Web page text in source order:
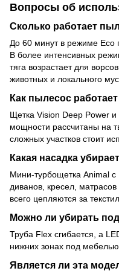
Вопросы об
Сколько работает
До 60 минут в режиме Eco
В более интенсивных
тяга возрастает для
животных и локального
Как пылесос
Щетка Vision Deep Power и
мощности рассчитаны на
сложных участков стоит
Какая насадка
Мини-турбощетка Animal с
диванов, кресел,
всего цепляются за
Можно ли убирать
Труба Flex сгибается, а
нижних зонах под мебелью.
Является ли эта